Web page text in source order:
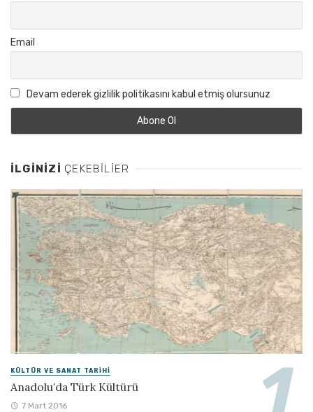
Email
Devam ederek gizlilik politikasını kabul etmiş olursunuz
İLGINIZI ÇEKEBILIER
KÜLTÜR VE SANAT TARIHI
Anadolu’da Türk Kültürü
7 Mart 2016